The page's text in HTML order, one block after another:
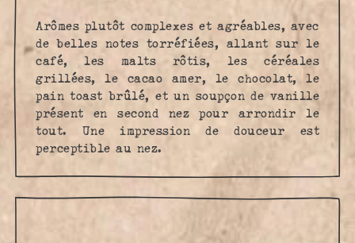
Arômes plutôt complexes et agréables, avec
de belles notes torréfiées, allant sur le
café, les malts rôtis, les céréales
grillées, le cacao amer, le chocolat, le
pain toast brûlé, et un soupçon de vanille
présent en second nez pour arrondir le
tout. Une impression de douceur est
perceptible au nez.